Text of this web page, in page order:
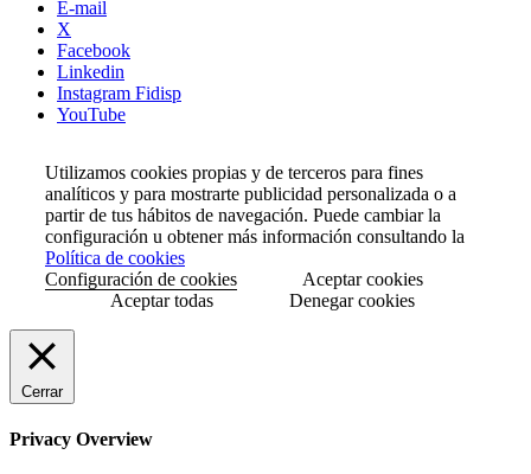
E-mail
X
Facebook
Linkedin
Instagram Fidisp
YouTube
Utilizamos cookies propias y de terceros para fines
analíticos y para mostrarte publicidad personalizada o a
partir de tus hábitos de navegación. Puede cambiar la
configuración u obtener más información consultando la
Política de cookies
Configuración de cookies
Aceptar cookies
Aceptar todas
Denegar cookies
Cerrar
Privacy Overview